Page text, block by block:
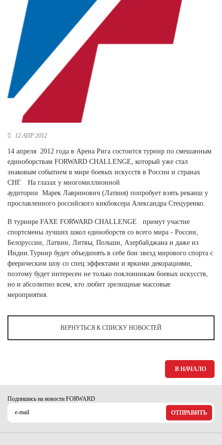
Новосибирская область (3)
Омская область (5)
Республика Башкортостан (3)
Республика Крым (1)
Республика Татарстан (2)
Ростовская область (2)
Самарская область (1)
Санкт-Петербург и ЛО (3)
Саратовская область (1)
Северная Осетия (2)
Ставропольский край (5)
Томская область (1)
Тульская область (1)
Тюменская область (3)
Ханты-Мансийский автономный округ (3)
Челябинская область (2)
Ямало-Ненецкий автономный округ (1)
Ярославская область (1)
12 АПР 2012
14 апреля 2012 года в Арена Рига состоится турнир по смешанным
единоборствам FORWARD CHALLENGE, который уже стал
знаковым событием в мире боевых искусств в России и странах
СНГ. На глазах у многомиллионной
аудитории Марек Лавринович (Латвия) попробует взять реванш у
прославленного российского кикбоксера Александра Стецуренко.
В турнире FAXE FORWARD CHALLENGE примут участие
спортсмены лучших школ единоборств со всего мира - России,
Белоруссии, Латвии, Литвы, Польши, Азербайджана и даже из
Индии.Турнир будет объединять в себе бои звезд мирового спорта с
феерическим шоу со спец эффектами и яркими декорациями,
поэтому будет интересен не только поклонникам боевых искусств,
но и абсолютно всем, кто любит зрелищные массовые
мероприятия.
ВЕРНУТЬСЯ К СПИСКУ НОВОСТЕЙ
В НАЧАЛО
Подпишись на новости FORWARD
ОТПРАВИТЬ